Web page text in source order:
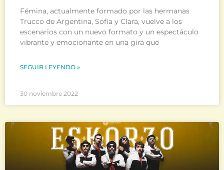
Fémina, actualmente formado por las hermanas
Trucco de Argentina, Sofía y Clara, vuelve a los
escenarios con un nuevo formato y un espectáculo
vibrante y emocionante en una gira que
SEGUIR LEYENDO »
30 noviembre 2022